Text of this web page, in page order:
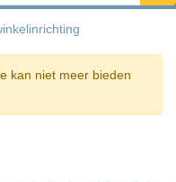
kan niet meer bieden